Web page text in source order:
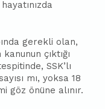
gerekli olan,
çıktığı
SSK’lı
mı, yoksa 18
göz önüne alınır.